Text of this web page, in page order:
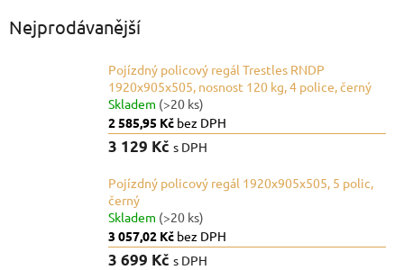
Nejprodávanější
Pojízdný policový regál Trestles RNDP
1920x905x505, nosnost 120 kg, 4 police, černý
Skladem (>20 ks)
2 585,95 Kč bez DPH
3 129 Kč s DPH
Pojízdný policový regál 1920x905x505, 5 polic,
černý
Skladem (>20 ks)
3 057,02 Kč bez DPH
3 699 Kč s DPH